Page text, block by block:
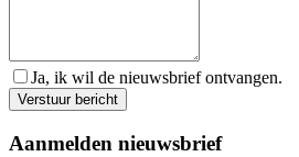
Ja, ik wil de nieuwsbrief ontvangen.
Aanmelden nieuwsbrief